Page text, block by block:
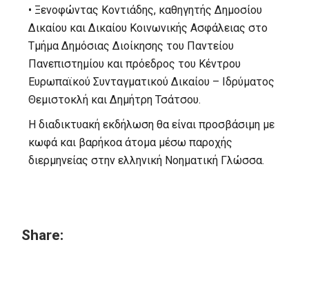
• Ξενοφώντας Κοντιάδης, καθηγητής Δημοσίου
Δικαίου και Δικαίου Κοινωνικής Ασφάλειας στο
Τμήμα Δημόσιας Διοίκησης του Παντείου
Πανεπιστημίου και πρόεδρος του Κέντρου
Ευρωπαϊκού Συνταγματικού Δικαίου – Ιδρύματος
Θεμιστοκλή και Δημήτρη Τσάτσου.
Η διαδικτυακή εκδήλωση θα είναι προσβάσιμη με
κωφά και βαρήκοα άτομα μέσω παροχής
διερμηνείας στην ελληνική Νοηματική Γλώσσα.
Share: